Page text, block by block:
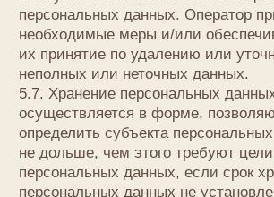
электронной почты Оператора
info@lemive.com
с пометкой «Актуализация персональных данных».
8.4. Срок обработки персональных данных
определяется достижением целей, для которых
были собраны персональные данные, если иной
срок не предусмотрен договором или
действующим законодательством.
Пользователь может в любой момент отозвать
свое согласие на обработку персональных данных,
направив Оператору уведомление посредством
электронной почты на электронный адрес
Оператораinfo@lemive.comс пометкой «Отзыв
согласия на обработку персональных данных».
8.5. Вся информация, которая собирается